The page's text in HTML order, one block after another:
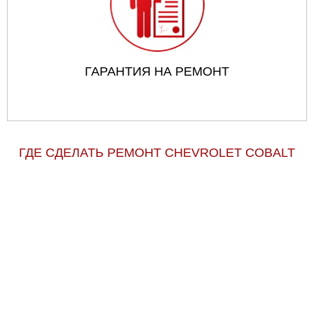
ГАРАНТИЯ НА РЕМОНТ
ГДЕ СДЕЛАТЬ РЕМОНТ CHEVROLET COBALT